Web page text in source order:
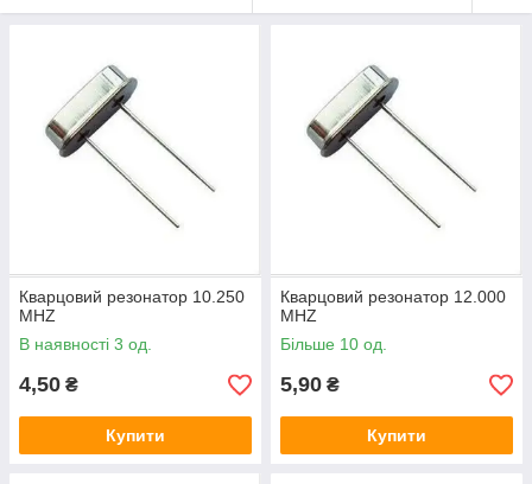
Кварцовий резонатор 10.250
MHZ
В наявності 3 од.
4,50 ₴
Купити
Кварцовий резонатор 12.000
MHZ
Більше 10 од.
5,90 ₴
Купити